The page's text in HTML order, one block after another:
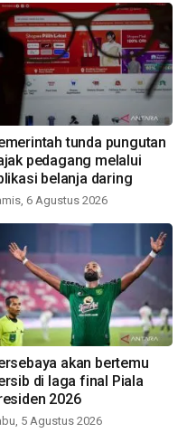
tunda pungutan
pedagang melalui
belanja daring
6 Agustus 2026
akan bertemu
di laga final Piala
2026
5 Agustus 2026